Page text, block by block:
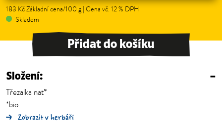
183 Kč Základní cena/100 g | Cena vč. 12 % DPH
Skladem
Přidat do košíku
Složení: –
Třezalka nať*
*bio
Zobrazit v herbáři